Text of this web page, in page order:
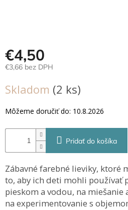
Prihlásenie
€4,50
€3,66 bez DPH
cena:
Skladom (2 ks)
Môžeme doručiť do: 10.8.2026
Pridať do košíka
Zábavné farebné lieviky, ktoré
to, aby ich deti mohli používať
pieskom a vodou, na miešanie
na experimentovanie s